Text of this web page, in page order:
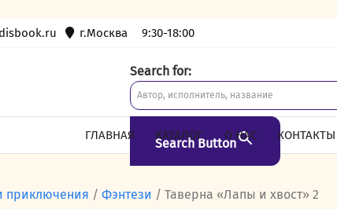
г.Москва 9:30-18:00
Search for:
Search Button
ГЛАВНАЯ КАТАЛОГ О НАС КОНТАКТЫ
приключения / Фэнтези / Таверна «Лапы и хвост» 2